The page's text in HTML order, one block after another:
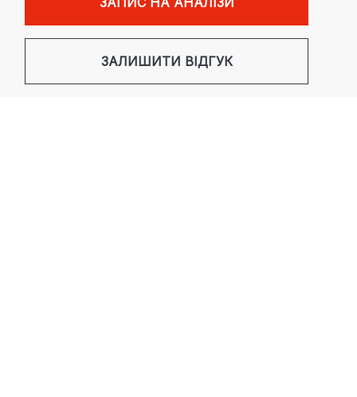
ЗАЛИШИТИ ВІДГУК